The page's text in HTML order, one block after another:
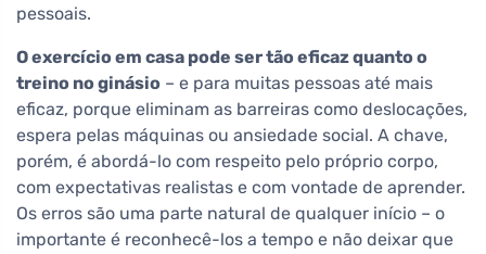
pessoais.
O exercício em casa pode ser tão eficaz quanto o
treino no ginásio – e para muitas pessoas até mais
eficaz, porque eliminam as barreiras como deslocações,
espera pelas máquinas ou ansiedade social. A chave,
porém, é abordá-lo com respeito pelo próprio corpo,
com expectativas realistas e com vontade de aprender.
Os erros são uma parte natural de qualquer início – o
importante é reconhecê-los a tempo e não deixar que